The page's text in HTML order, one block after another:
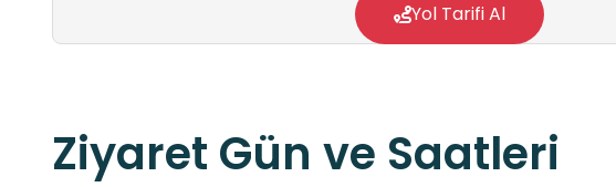
Yol Tarifi Al
Ziyaret Gün ve Saatleri